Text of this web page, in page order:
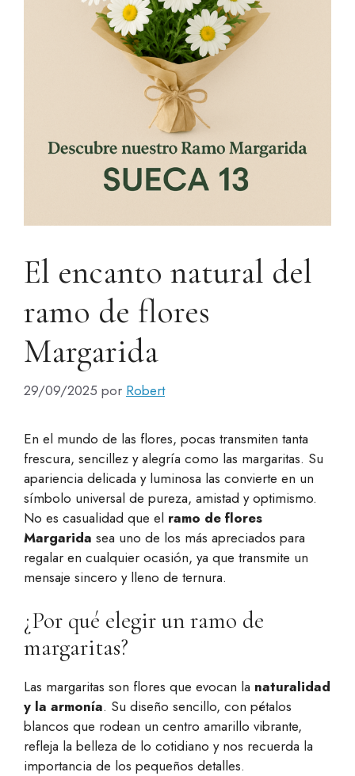
El encanto natural del
ramo de flores
Margarida
29/09/2025 por Robert
En el mundo de las flores, pocas transmiten tanta
frescura, sencillez y alegría como las margaritas. Su
apariencia delicada y luminosa las convierte en un
símbolo universal de pureza, amistad y optimismo.
No es casualidad que el ramo de flores
Margarida sea uno de los más apreciados para
regalar en cualquier ocasión, ya que transmite un
mensaje sincero y lleno de ternura.
¿Por qué elegir un ramo de
margaritas?
Las margaritas son flores que evocan la naturalidad
y la armonía. Su diseño sencillo, con pétalos
blancos que rodean un centro amarillo vibrante,
refleja la belleza de lo cotidiano y nos recuerda la
importancia de los pequeños detalles.